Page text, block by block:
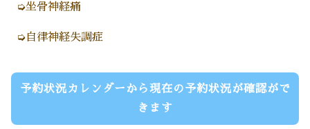
➭坐骨神経痛
➭自律神経失調症
予約状況カレンダーから現在の予約状況が確認がで
きます